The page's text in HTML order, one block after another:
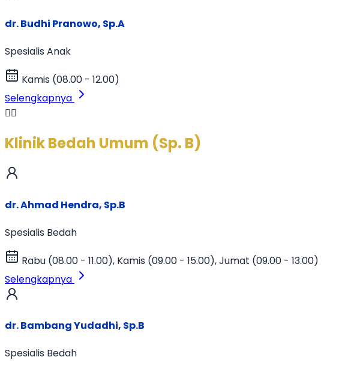
dr. Budhi Pranowo, Sp.A
Spesialis Anak
Kamis (08.00 - 12.00)
Selengkapnya
👨‍⚕️
Klinik Bedah Umum (Sp. B)
dr. Ahmad Hendra, Sp.B
Spesialis Bedah
Rabu (08.00 - 11.00), Kamis (09.00 - 15.00), Jumat (09.00 - 13.00)
Selengkapnya
dr. Bambang Yudadhi, Sp.B
Spesialis Bedah